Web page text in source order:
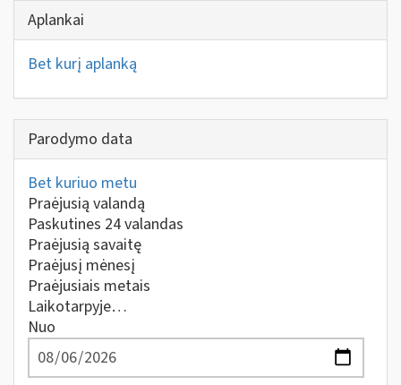
Aplankai
Bet kurį aplanką
Parodymo data
Bet kuriuo metu
Praėjusią valandą
Paskutines 24 valandas
Praėjusią savaitę
Praėjusį mėnesį
Praėjusiais metais
Laikotarpyje…
Nuo